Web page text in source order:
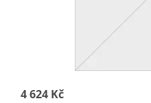
4 624 Kč